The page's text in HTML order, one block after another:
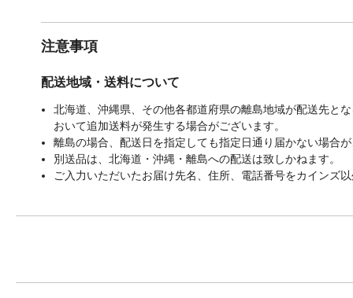
注意事項
配送地域・送料について
北海道、沖縄県、その他各都道府県の離島地域が配送先と
おいて追加送料が発生する場合がございます。
離島の場合、配送日を指定しても指定日通り届かない場合
別送品は、北海道・沖縄・離島への配送は致しかねます。
ご入力いただいたお届け先名、住所、電話番号をカインズ